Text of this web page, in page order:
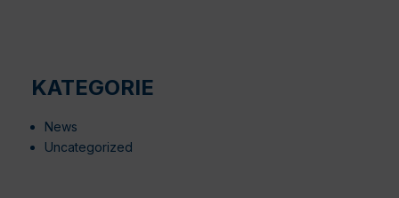
KATEGORIE
News
Uncategorized